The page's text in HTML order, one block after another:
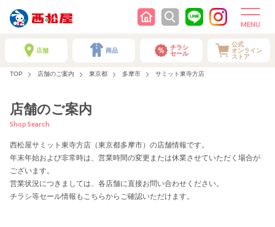
店舗 商品
チラシ
セール
公式
オンライン
ストア
TOP 店舗のご案内 東京都 多摩市 サミット東寺方店
店舗のご案内
Shop Search
西松屋サミット東寺方店（東京都多摩市）の店舗情報です。
年末年始および非常時は、営業時間の変更または休業させていただく場合が
ございます。
営業状況につきましては、各店舗に直接お問い合わせください。
チラシ等セール情報もこちらからご確認いただけます。